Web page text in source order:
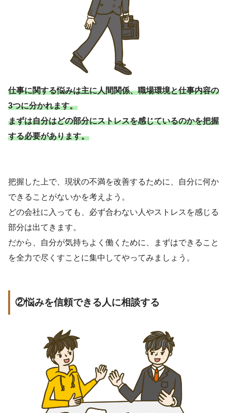
仕事に関する悩みは主に人間関係、職場環境と仕事内容の
3つに分かれます。
まずは自分はどの部分にストレスを感じているのかを把握
する必要があります。
把握した上で、現状の不満を改善するために、自分に何か
できることがないかを考えよう。
どの会社に入っても、必ず合わない人やストレスを感じる
部分は出てきます。
だから、自分が気持ちよく働くために、まずはできること
を全力で尽くすことに集中してやってみましょう。
②悩みを信頼できる人に相談する